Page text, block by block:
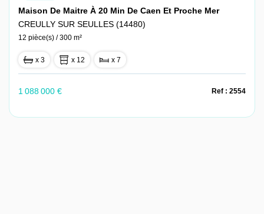
Maison De Maitre À 20 Min De Caen Et Proche Mer
CREULLY SUR SEULLES (14480)
12 pièce(s) / 300 m²
x 3 x 12 x 7
1 088 000 € Ref : 2554